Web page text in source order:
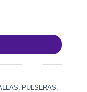
PULSERAS